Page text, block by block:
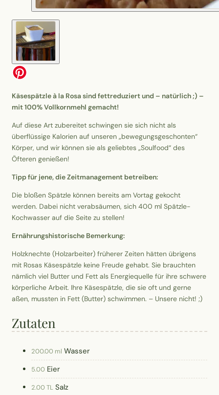
Käsespätzle à la Rosa sind fettreduziert und – natürlich ;) –
mit 100% Vollkornmehl gemacht!
Auf diese Art zubereitet schwingen sie sich nicht als
überflüssige Kalorien auf unseren „bewegungsgeschonten“
Körper, und wir können sie als geliebtes „Soulfood“ des
Öfteren genießen!
Tipp für jene, die Zeitmanagement betreiben:
Die bloßen Spätzle können bereits am Vortag gekocht
werden. Dabei nicht verabsäumen, sich 400 ml Spätzle-
Kochwasser auf die Seite zu stellen!
Ernährungshistorische Bemerkung:
Holzknechte (Holzarbeiter) früherer Zeiten hätten übrigens
mit Rosas Käsespätzle keine Freude gehabt. Sie brauchten
nämlich viel Butter und Fett als Energiequelle für ihre schwere
körperliche Arbeit. Ihre Käsespätzle, die sie oft und gerne
aßen, mussten in Fett (Butter) schwimmen. – Unsere nicht! ;)
Zutaten
200.00 ml Wasser
5.00 Eier
2.00 TL Salz